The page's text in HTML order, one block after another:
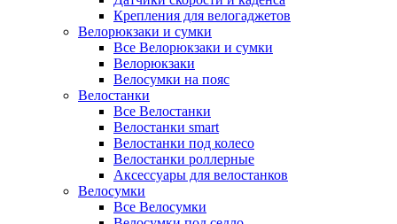
Крепления для велогаджетов
Велорюкзаки и сумки
Все Велорюкзаки и сумки
Велорюкзаки
Велосумки на пояс
Велостанки
Все Велостанки
Велостанки smart
Велостанки под колесо
Велостанки роллерные
Аксессуары для велостанков
Велосумки
Все Велосумки